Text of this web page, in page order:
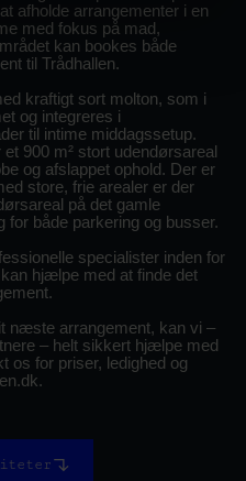
afholde arrangementer i en
med fokus på mad,
kan bookes både
til Trådhallen.
kraftigt sort molton, som i
og integreres i
til intime middagssetup.
900 m² stort udendørsareal
og afslappet ophold. Der er
store, frie arealer er der
på det gamle
for både parkering og busser.
specialister inden for
hjælpe med at finde det
næste arrangement, kan vi –
– helt sikkert hjælpe med
os for priser, ledighed og
.